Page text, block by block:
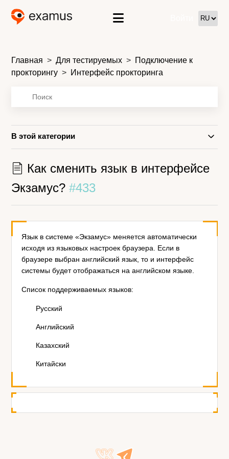
Главная Для тестируемых
Подключение к
прокторингу
Интерфейс прокторинга
В этой категории
Как сменить язык в интерфейсе
Экзамус?#433
Язык в системе «Экзамус» меняется автоматически
исходя из языковых настроек браузера. Если в
браузере выбран английский язык, то и интерфейс
системы будет отображаться на английском языке.
Список поддерживаемых языков:
Русский
Английский
Казахский
Китайски